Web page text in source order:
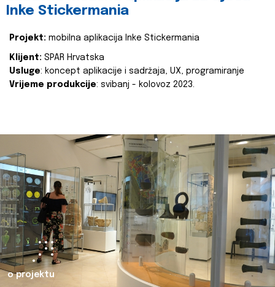
Inke Stickermania
Projekt: mobilna aplikacija Inke Stickermania
Klijent: SPAR Hrvatska
Usluge: koncept aplikacije i sadržaja, UX, programiranje
Vrijeme produkcije: svibanj - kolovoz 2023.
o projektu